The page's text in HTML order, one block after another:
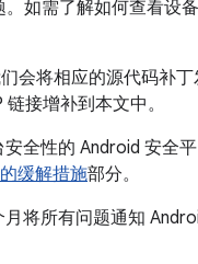
如需了解如何查看设
会将相应的源代码补
接增补到本文中。
全性的 Android 安全
缓解措施部分。
将所有问题通知